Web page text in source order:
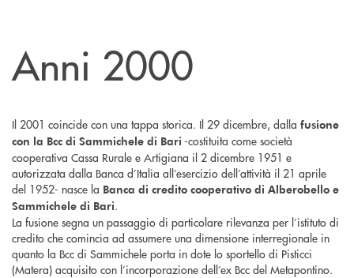
Anni 2000
Il 2001 coincide con una tappa storica. Il 29 dicembre, dalla fusione
con la Bcc di Sammichele di Bari -costituita come società
cooperativa Cassa Rurale e Artigiana il 2 dicembre 1951 e
autorizzata dalla Banca d’Italia all’esercizio dell’attività il 21 aprile
del 1952- nasce la Banca di credito cooperativo di Alberobello e
Sammichele di Bari.
La fusione segna un passaggio di particolare rilevanza per l’istituto di
credito che comincia ad assumere una dimensione interregionale in
quanto la Bcc di Sammichele porta in dote lo sportello di Pisticci
(Matera) acquisito con l’incorporazione dell’ex Bcc del Metapontino.